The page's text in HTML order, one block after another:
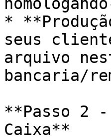
*
seus
arquivo
bancaria/
**Passo 2
Caixa**